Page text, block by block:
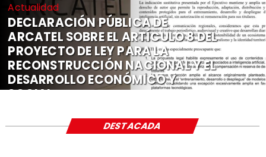
Actualidad
DECLARACIÓN PÚBLICA DE
ARCATEL SOBRE EL ARTÍCULO 8 DEL
PROYECTO DE LEY PARA LA
RECONSTRUCCIÓN NACIONAL Y EL
DESARROLLO ECONÓMICO Y
SOCIAL
DESTACADA